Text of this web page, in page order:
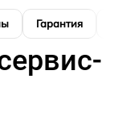
Гарантия